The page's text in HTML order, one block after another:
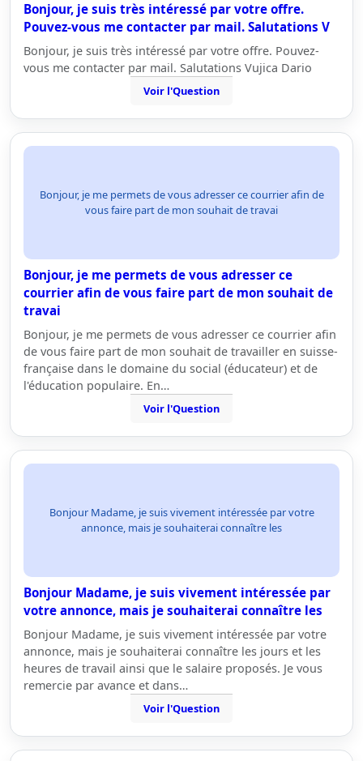
Bonjour, je suis très intéressé par votre offre.
Pouvez-vous me contacter par mail. Salutations V
Bonjour, je suis très intéressé par votre offre. Pouvez-
vous me contacter par mail. Salutations Vujica Dario
Voir l'Question
Bonjour, je me permets de vous adresser ce courrier afin de
vous faire part de mon souhait de travai
Bonjour, je me permets de vous adresser ce
courrier afin de vous faire part de mon souhait de
travai
Bonjour, je me permets de vous adresser ce courrier afin
de vous faire part de mon souhait de travailler en suisse-
française dans le domaine du social (éducateur) et de
l'éducation populaire. En…
Voir l'Question
Bonjour Madame, je suis vivement intéressée par votre
annonce, mais je souhaiterai connaître les
Bonjour Madame, je suis vivement intéressée par
votre annonce, mais je souhaiterai connaître les
Bonjour Madame, je suis vivement intéressée par votre
annonce, mais je souhaiterai connaître les jours et les
heures de travail ainsi que le salaire proposés. Je vous
remercie par avance et dans…
Voir l'Question